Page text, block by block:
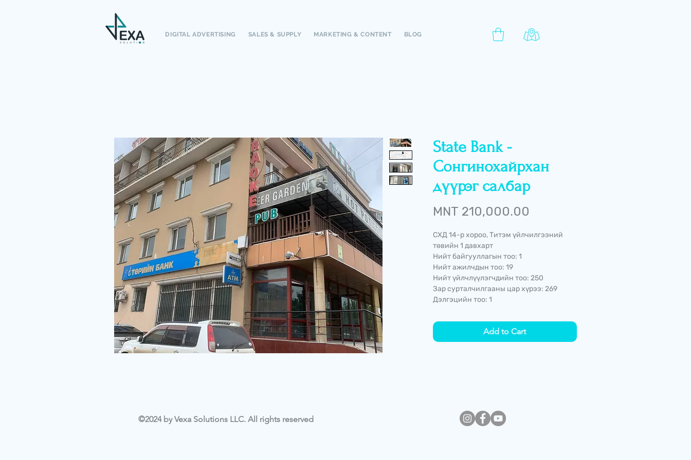
DIGITAL ADVERTISING SALES & SUPPLY MARKETING & CONTENT BLOG
State Bank -
Сонгинохайрхан
дүүрэг салбар
MNT 210,000.00
СХД 14-р хороо, Титэм үйлчилгээний
төвийн 1 давхарт
Нийт байгууллагын тоо: 1
Нийт ажилчдын тоо: 19
Нийт үйлчлүүлэгчдийн тоо: 250
Зар сурталчилгааны цар хүрээ: 269
Дэлгэцийн тоо: 1
Add to Cart
©2024 by Vexa Solutions LLC. All rights reserved